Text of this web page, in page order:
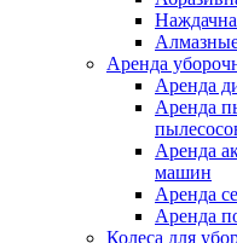
Аренда
Аренда
Аренда
Аренда
машин
Аренда
Аренда
Колеса для